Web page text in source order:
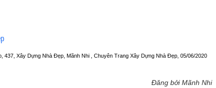
437, Xây Dựng Nhà Đẹp, Mãnh Nhi , Chuyên Trang Xây Dựng Nhà Đẹp, 05/06/2020
Đăng bởi Mãnh Nhi